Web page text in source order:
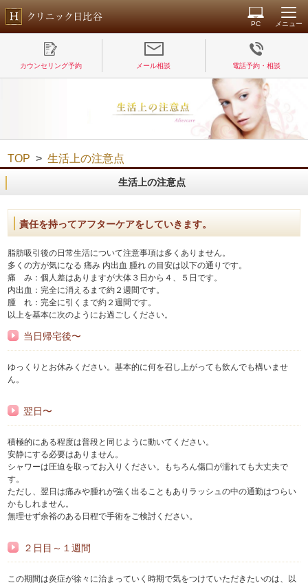
PC メニュー
カウンセリング予約 メール相談 電話予約・相談
TOP >生活上の注意点
生活上の注意点
責任を持ってアフターケアをしていきます。
脂肪吸引後の日常生活について注意事項は多くありません。
多くの方が気になる 痛み 内出血 腫れ の目安は以下の通りです。
痛 み：個人差はありますが大体３日から４、５日です。
内出血：完全に消えるまで約２週間です。
腫 れ：完全に引くまで約２週間です。
以上を基本に次のようにお過ごしください。
当日帰宅後〜
ゆっくりとお休みください。基本的に何を召し上がっても飲んでも構いませ
ん。
翌日〜
積極的にある程度は普段と同じように動いてください。
安静にする必要はありません。
シャワーは圧迫を取ってお入りください。もちろん傷口が濡れても大丈夫で
す。
ただし、翌日は痛みや腫れが強く出ることもありラッシュの中の通勤はつらい
かもしれません。
無理せず余裕のある日程で手術をご検討ください。
２日目～１週間
この期間は炎症が徐々に治まっていく時期で気をつけていただきたいのは、以